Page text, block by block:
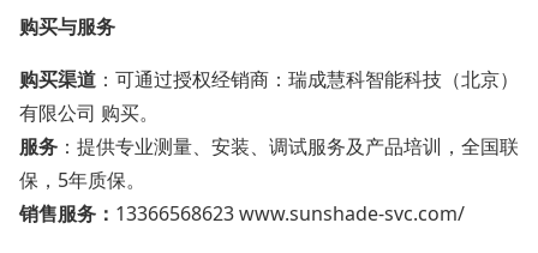
购买与服务
购买渠道 ‌：可通过授权经销商：瑞成慧科智能科技（北京）
有限公司 购买。
服务 ‌：提供专业测量、安装、调试服务及产品培训，全国联
保，5年质保。
销售服务： 13366568623 www.sunshade-svc.com/